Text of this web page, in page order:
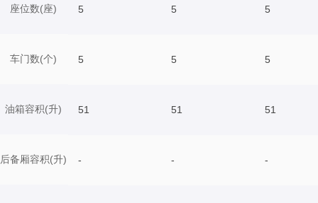
座位数(座)
车门数(个)
油箱容积(升)
后备厢容积(升)
5 5 5
5 5 5
51 51 51
- - -